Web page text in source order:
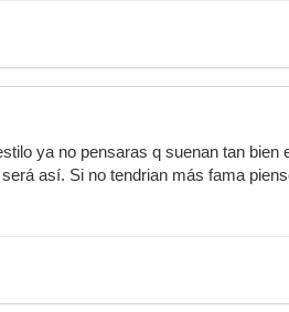
ya no pensaras q suenan tan
así. Si no tendrian más fama